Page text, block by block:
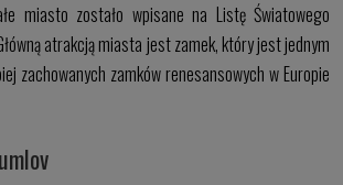
miasto zostało wpisane na Listę Światowego
atrakcją miasta jest zamek, który jest jednym
zachowanych zamków renesansowych w Europie